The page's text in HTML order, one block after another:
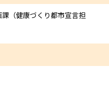
（健康づくり都市宣言担